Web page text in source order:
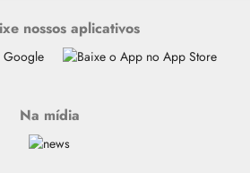
nossos aplicativos
Na mídia